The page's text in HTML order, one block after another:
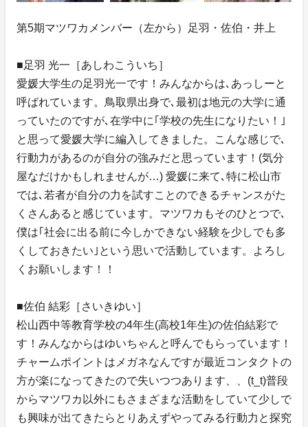
第5期マツワカメンバー（左から）足羽・佐伯・井上
■足羽 光一［あしわこういち］
愛媛大学生の足羽光一です！みんなからは､あっしーと
呼ばれています。鳥取県出身で､最初は地元の大学に通
っていたのですが､在学中に｢学校の先生になりたい！｣
と思って愛媛大学に編入してきました。こんな感じで､
行動力があるのが自分の強みだと思っています！(気分
屋なだけかもしれませんが…) 愛媛に来て､特に松山市
では､若者が自分の力を試すことのできるチャンスがた
くさんあると感じています。マツワカもそのひとつで､
僕は｢社会に出る前に今しかできない経験を少しでも多
くしておきたい｣という思いで活動しています。よろし
くお願いします！！
■佐伯 結彩［さいきゆい］
松山西中等教育学校の4年生(高校1年生)の佐伯結彩で
す！みんなからはゆいちゃんと呼んでもらっています！
チャームポイントはメガネなんですが最近コンタクトの
方が楽になってきたので失いつつあります、、(t_t)普段
からマツワカ以外にもさまざまな活動をしていて少しで
も興味が出てきたらとりあえずやってみる行動力と探究